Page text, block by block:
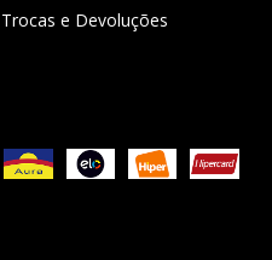
Trocas e Devoluções